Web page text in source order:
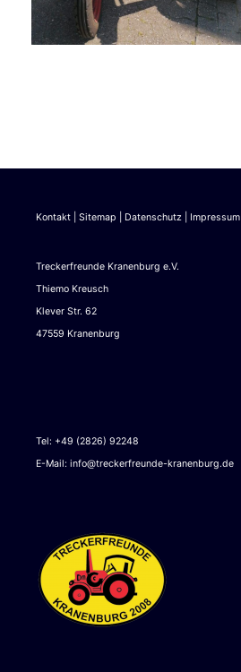
Kontakt Sitemap Datenschutz Impressum
Treckerfreunde Kranenburg e.V.
Thiemo Kreusch
Klever Str. 62
47559 Kranenburg
Tel: +49 (2826) 92248
E-Mail: info@treckerfreunde-kranenburg.de